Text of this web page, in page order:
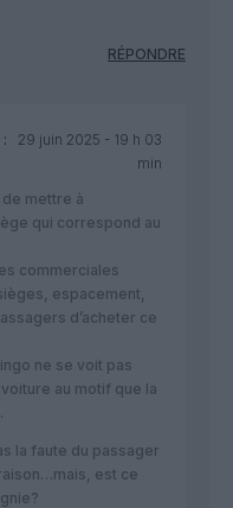
RÉPONDRE
29 juin 2025 - 19 h 03
min
de mettre à
qui correspond au
commerciales
espacement,
d’acheter ce
ne se voit pas
au motif que la
la faute du passager
est ce